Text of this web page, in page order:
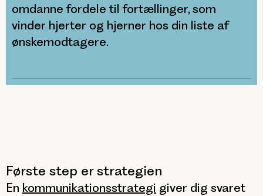
omdanne fordele til fortællinger, som
vinder hjerter og hjerner hos din liste af
ønskemodtagere.
Første step er strategien
En kommunikationsstrategi giver dig svaret